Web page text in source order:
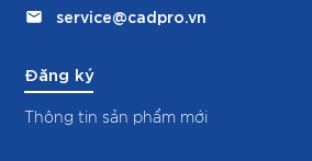
service@cadpro.vn
Đăng ký
Thông tin sản phẩm mới